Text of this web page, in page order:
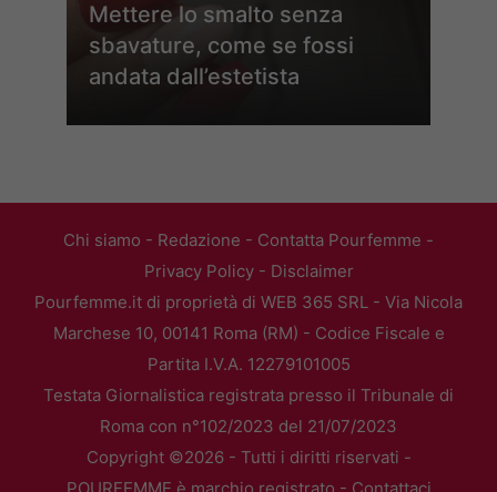
Mettere lo smalto senza
sbavature, come se fossi
andata dall’estetista
Chi siamo - Redazione - Contatta Pourfemme -
Privacy Policy- Disclaimer
Pourfemme.it di proprietà di WEB 365 SRL - Via Nicola
Marchese 10, 00141 Roma (RM) - Codice Fiscale e
Partita I.V.A. 12279101005
Testata Giornalistica registrata presso il Tribunale di
Roma con n°102/2023 del 21/07/2023
Copyright ©2026 - Tutti i diritti riservati -